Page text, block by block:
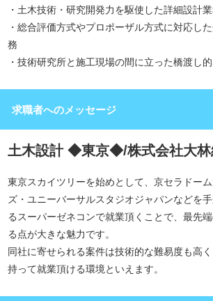
・土木技術・研究開発力を駆使した詳細設計
・総合評価方式やプロポーザル方式に対応し
務
・技術研究所と施工現場の間に立った橋渡し
求職者へのメッセージ
土木設計 ◆東京◆/株式会社大林
東京スカイツリーを始めとして、京セラドー
ズ・ユニーバーサルスタジオジャパンなどを
るスーパーゼネコンで就業頂くことで、最先
る点が大きな魅力です。
同社に寄せられる案件は技術的な難易度も高
持って就業頂ける環境といえます。